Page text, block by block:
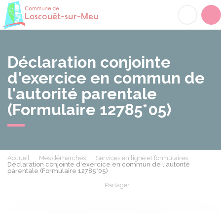
Déclaration conjointe
d'exercice en commun de
l'autorité parentale
(Formulaire 12785*05)
Accueil Mes démarches
Services en ligne et formulaires
Déclaration conjointe d'exercice en commun de l'autorité
parentale (Formulaire 12785*05)
Partager